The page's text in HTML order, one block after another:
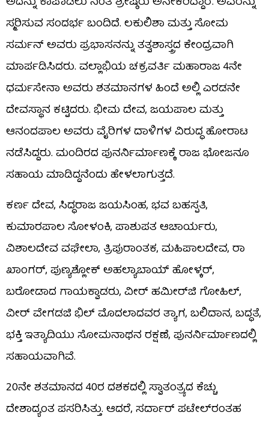
ಸ್ಮರಿಸುವ ಸಂದರ್ಭ ಬಂದಿದೆ. ಲಕುಲಿಶಾ ಮತ್ತು ಸೋಮ
ಸರ್ಮನ್ ಅವರು ಪ್ರಭಾಸನನ್ನು ತತ್ವಶಾಸ್ತ್ರದ ಕೇಂದ್ರವಾಗಿ
ಮಾರ್ಪಡಿಸಿದರು. ವಲ್ಲಾಭಿಯ ಚಕ್ರವರ್ತಿ ಮಹಾರಾಜ 4ನೇ
ಧರ್ಮಸೇನಾ ಅವರು ಶತಮಾನಗಳ ಹಿಂದೆ ಅಲ್ಲಿ ಎರಡನೇ
ದೇವಸ್ಥಾನ ಕಟ್ಟಿದರು. ಭೀಮ ದೇವ, ಜಯಪಾಲ ಮತ್ತು
ಆನಂದಪಾಲ ಅವರು ವೈರಿಗಳ ದಾಳಿಗಳ ವಿರುದ್ಧ ಹೋರಾಟ
ನಡೆಸಿದ್ದರು. ಮಂದಿರದ ಪುನರ್ನಿರ್ಮಾಣಕ್ಕೆ ರಾಜ ಭೋಜನೂ
ಸಹಾಯ ಮಾಡಿದ್ದನೆಂದು ಹೇಳಲಾಗುತ್ತದೆ.
ಕರ್ಣ ದೇವ, ಸಿದ್ಧರಾಜ ಜಯಸಿಂಹ, ಭವ ಬಹಸ್ಪತಿ,
ಕುಮಾರಪಾಲ ಸೋಳಂಕಿ, ಪಾಶುಪತ ಆಚಾರ್ಯರು,
ವಿಶಾಲದೇವ ವಘೇಲಾ, ತ್ರಿಪುರಾಂತಕ, ಮಹಿಪಾಲದೇವ, ರಾ
ಖಾಂಗರ್, ಪುಣ್ಯಶ್ಲೋಕ್ ಅಹಲ್ಯಾಬಾಯ್ ಹೋಳ್ಕರ್,
ಬರೋಡಾದ ಗಾಯಕ್ವಾಡರು, ವೀರ್ ಹಮೀರ್​ಜಿ ಗೋಹಿಲ್,
ವೀರ್ ವೇಗಡಜಿ ಭಿಲ್ ಮೊದಲಾದವರ ತ್ಯಾಗ, ಬಲಿದಾನ, ಬದ್ಧತೆ,
ಭಕ್ತಿ ಇತ್ಯಾದಿಯು ಸೋಮನಾಥನ ರಕ್ಷಣೆ, ಪುನರ್ನಿರ್ಮಾಣದಲ್ಲಿ
ಸಹಾಯವಾಗಿವೆ.
20ನೇ ಶತಮಾನದ 40ರ ದಶಕದಲ್ಲಿ ಸ್ವಾತಂತ್ರ್ಯದ ಕೆಚ್ಚು
ದೇಶಾದ್ಯಂತ ಪಸರಿಸಿತ್ತು. ಆದರೆ, ಸರ್ದಾರ್ ಪಟೇಲ್​ರಂತಹ